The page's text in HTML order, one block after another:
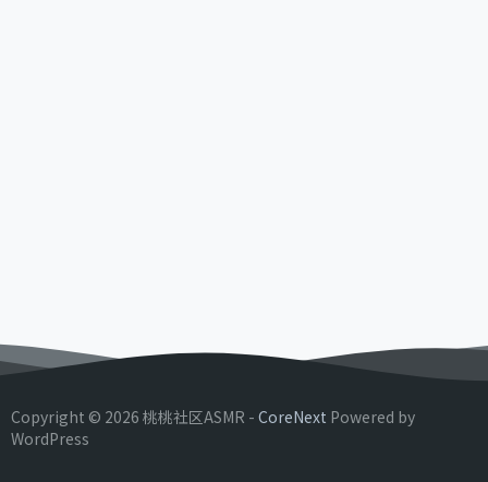
Copyright © 2026 桃桃社区ASMR - CoreNext Powered by
WordPress